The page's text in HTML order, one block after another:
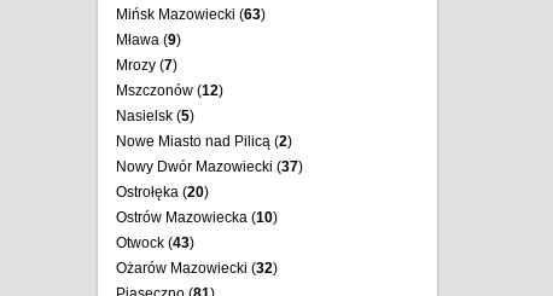
Mińsk Mazowiecki (63)
Mława (9)
Mrozy (7)
Mszczonów (12)
Nasielsk (5)
Nowe Miasto nad Pilicą (2)
Nowy Dwór Mazowiecki (37)
Ostrołęka (20)
Ostrów Mazowiecka (10)
Otwock (43)
Ożarów Mazowiecki (32)